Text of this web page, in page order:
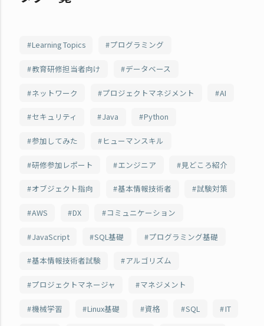
Learning Topics プログラミング
教育研修担当者向け データベース
ネットワーク プロジェクトマネジメント AI
セキュリティ Java Python
参加してみた ヒューマンスキル
研修参加レポート エンジニア 見どころ紹介
オブジェクト指向 基本情報技術者 試験対策
AWS DX コミュニケーション
JavaScript SQL基礎 プログラミング基礎
基本情報技術者試験 アルゴリズム
プロジェクトマネージャ マネジメント
機械学習 Linux基礎 資格 SQL IT